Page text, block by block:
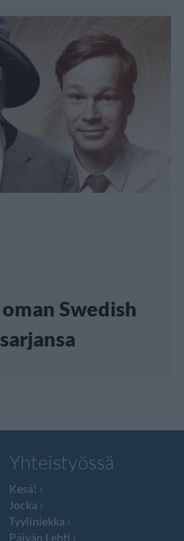
Swedish
Yhteistyössä
Kesä!
Jocka
Tyyliniekka
Päivän Lehti